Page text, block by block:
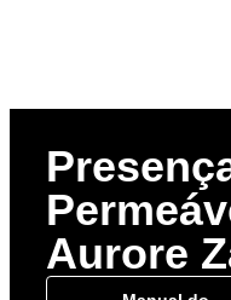
Aurore